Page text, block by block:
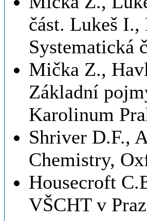
část. Lukeš
Systematická
Mička Z.,
Základní
Karolinum
Shriver D.F.,
Chemistry,
Housecroft
VŠCHT v